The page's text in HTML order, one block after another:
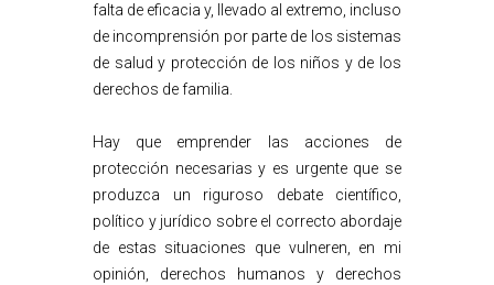
falta de eficacia y, llevado al extremo, incluso
de incomprensión por parte de los sistemas
de salud y protección de los niños y de los
derechos de familia.
Hay que emprender las acciones de
protección necesarias y es urgente que se
produzca un riguroso debate científico,
político y jurídico sobre el correcto abordaje
de estas situaciones que vulneren, en mi
opinión, derechos humanos y derechos